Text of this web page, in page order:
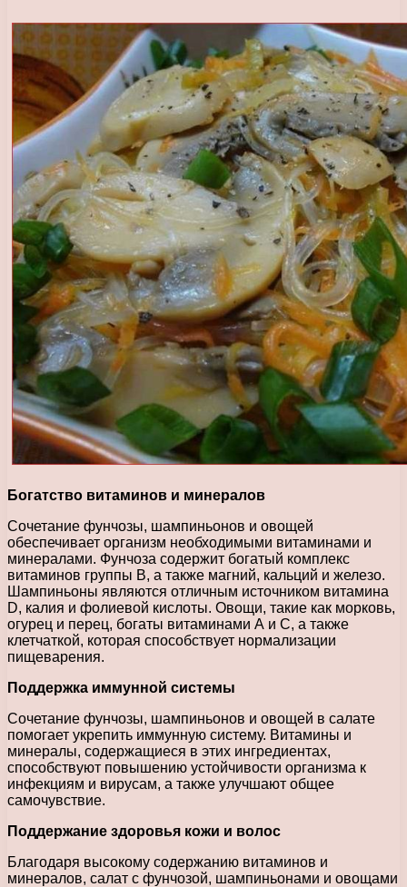
Богатство витаминов и минералов
Сочетание фунчозы, шампиньонов и овощей
обеспечивает организм необходимыми витаминами и
минералами. Фунчоза содержит богатый комплекс
витаминов группы В, а также магний, кальций и железо.
Шампиньоны являются отличным источником витамина
D, калия и фолиевой кислоты. Овощи, такие как морковь,
огурец и перец, богаты витаминами А и С, а также
клетчаткой, которая способствует нормализации
пищеварения.
Поддержка иммунной системы
Сочетание фунчозы, шампиньонов и овощей в салате
помогает укрепить иммунную систему. Витамины и
минералы, содержащиеся в этих ингредиентах,
способствуют повышению устойчивости организма к
инфекциям и вирусам, а также улучшают общее
самочувствие.
Поддержание здоровья кожи и волос
Благодаря высокому содержанию витаминов и
минералов, салат с фунчозой, шампиньонами и овощами